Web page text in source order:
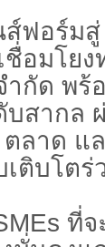
ส์ฟอร์ม
อมโย
ำกัด พร้
บสากล
ลาด แ
เติบโต
ที่จ